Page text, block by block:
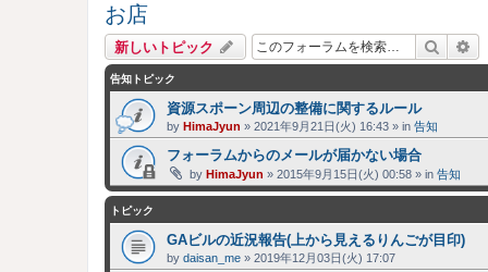
お店
新しいトピック 検索
告知トピック
資源スポーン周辺の整備に関するルール
by HimaJyun » 2021年9月21日(火) 16:43 » in 告知
フォーラムからのメールが届かない場合
by HimaJyun » 2015年9月15日(火) 00:58 » in 告知
トピック
GAビルの近況報告(上から見えるりんごが目印)
by daisan_me » 2019年12月03日(火) 17:07